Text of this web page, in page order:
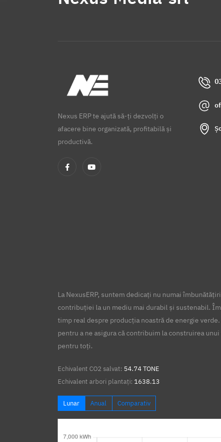
Nexus ERP te ajută să-ți dezvolți o
afacere bine organizată, profitabilă și
productivă.
La NexusERP, suntem dedicați nu numai
contribuției la un mediu mai durabil și sustenabil.
timp real despre producția noastră de energie
pentru a ne asigura că contribuim la construirea
pentru toți.
Echivalent CO2 salvat: 54.74 TONE
Echivalent arbori plantați: 1638.13
Lunar Anual Comparativ